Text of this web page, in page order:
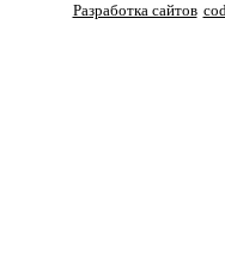
Разработка сайтов